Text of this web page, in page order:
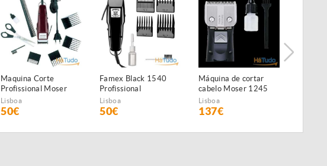
Maquina Corte
Profissional Moser
1400 NOVA
Lisboa
50€
Famex Black 1540
Profissional
Lisboa
50€
Máquina de cortar
cabelo Moser 1245
Class 45 NOVA
Lisboa
137€